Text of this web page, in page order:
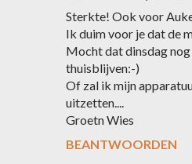
Sterkte! Ook voor
Ik duim voor je dat de
Mocht dat dinsdag
thuisblijven:-)
Of zal ik mijn
uitzetten....
Groetn Wies
BEANTWOORDEN